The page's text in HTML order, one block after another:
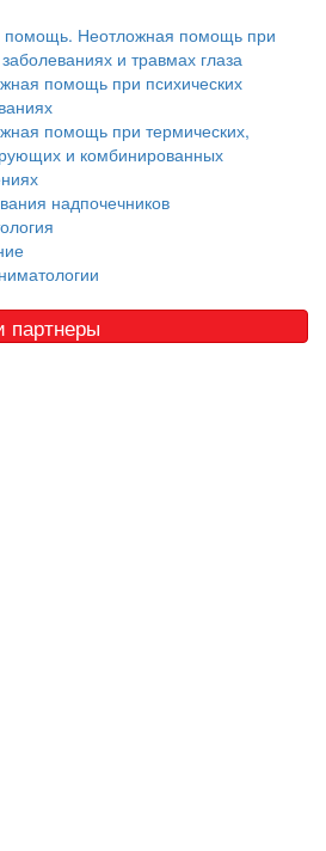
помощь. Неотложная помощь при
и травмах глаза
помощь при психических
помощь при термических,
и комбинированных
надпочечников